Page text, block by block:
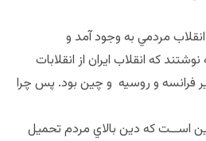
مردمي به وجود آمد و
كه انقلاب ايران از انقلابات
فرانسه و روسيه و چين بود. پس چرا
اســت كه دين بالاي مردم تحميل